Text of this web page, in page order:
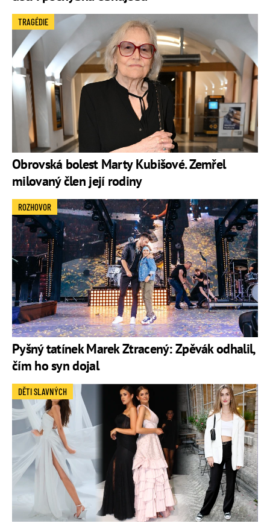
Obrovská bolest Marty Kubišové. Zemřel
milovaný člen její rodiny
TRAGÉDIE
Pyšný tatínek Marek Ztracený: Zpěvák odhalil,
čím ho syn dojal
ROZHOVOR
DĚTI SLAVNÝCH